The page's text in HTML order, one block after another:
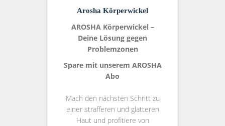
Arosha Körperwickel
AROSHA Körperwickel –
Deine Lösung gegen
Problemzonen
Spare mit unserem AROSHA
Abo
Mach den nächsten Schritt zu
einer strafferen und glatteren
Haut und profitiere von